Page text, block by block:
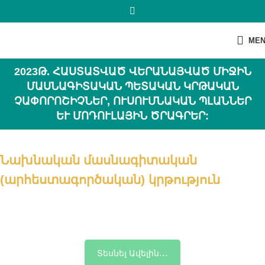
2023Թ. ՀԱՍՏԱՏՎԱԾ ՎԵՐԱՆԱՅՎԱԾ ՄԻՋԻՆ
ՄԱՍՆԱԳԻՏԱԿԱՆ ՊԵՏԱԿԱՆ ԿՐԹԱԿԱՆ
ՉԱՓՈՐՈՇԻՉՆԵՐ, ՈՒՍՈՒՄՆԱԿԱՆ ՊԼԱՆՆԵՐ
ԵՒ ՄՈԴՈՒԼԱՅԻՆ ԾՐԱԳՐԵՐ:
Նախնական մասնագիտական
(արհեստագործական) կրթություն
Տեսնել Ավելին․․․